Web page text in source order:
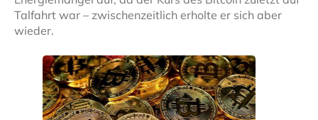
Talfahrt war – zwischenzeitlich erholte er sich aber
wieder.